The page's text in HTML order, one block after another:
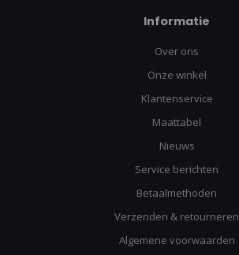
Informatie
Over ons
Onze winkel
Klantenservice
Maattabel
Nieuws
Service berichten
Betaalmethoden
Verzenden & retourneren
Algemene voorwaarden